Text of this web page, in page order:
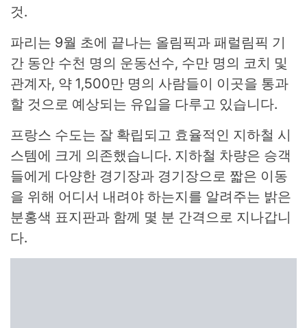
것.
파리는 9월 초에 끝나는 올림픽과 패럴림픽 기
간 동안 수천 명의 운동선수, 수만 명의 코치 및
관계자, 약 1,500만 명의 사람들이 이곳을 통과
할 것으로 예상되는 유입을 다루고 있습니다.
프랑스 수도는 잘 확립되고 효율적인 지하철 시
스템에 크게 의존했습니다. 지하철 차량은 승객
들에게 다양한 경기장과 경기장으로 짧은 이동
을 위해 어디서 내려야 하는지를 알려주는 밝은
분홍색 표지판과 함께 몇 분 간격으로 지나갑니
다.